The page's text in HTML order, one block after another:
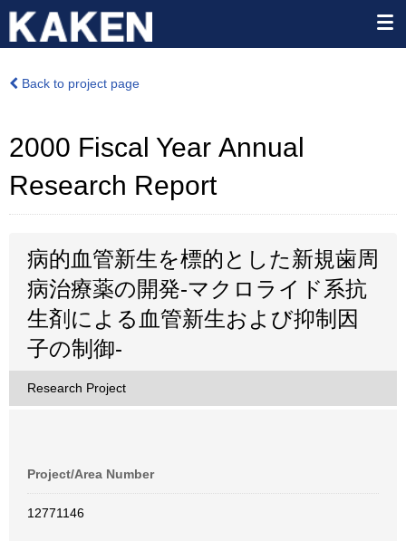
Back to project page
2000 Fiscal Year Annual
Research Report
病的血管新生を標的とした新規歯周
病治療薬の開発-マクロライド系抗
生剤による血管新生および抑制因
子の制御-
Research Project
Project/Area Number
12771146